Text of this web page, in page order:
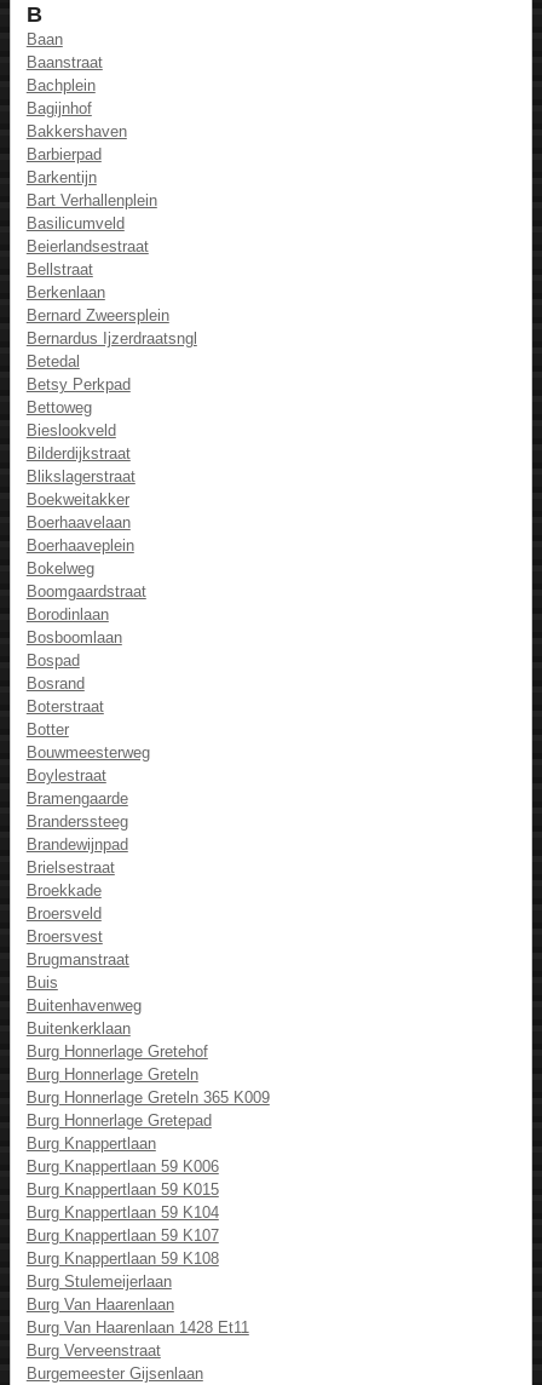
B
Baan
Baanstraat
Bachplein
Bagijnhof
Bakkershaven
Barbierpad
Barkentijn
Bart Verhallenplein
Basilicumveld
Beierlandsestraat
Bellstraat
Berkenlaan
Bernard Zweersplein
Bernardus Ijzerdraatsngl
Betedal
Betsy Perkpad
Bettoweg
Bieslookveld
Bilderdijkstraat
Blikslagerstraat
Boekweitakker
Boerhaavelaan
Boerhaaveplein
Bokelweg
Boomgaardstraat
Borodinlaan
Bosboomlaan
Bospad
Bosrand
Boterstraat
Botter
Bouwmeesterweg
Boylestraat
Bramengaarde
Branderssteeg
Brandewijnpad
Brielsestraat
Broekkade
Broersveld
Broersvest
Brugmanstraat
Buis
Buitenhavenweg
Buitenkerklaan
Burg Honnerlage Gretehof
Burg Honnerlage Greteln
Burg Honnerlage Greteln 365 K009
Burg Honnerlage Gretepad
Burg Knappertlaan
Burg Knappertlaan 59 K006
Burg Knappertlaan 59 K015
Burg Knappertlaan 59 K104
Burg Knappertlaan 59 K107
Burg Knappertlaan 59 K108
Burg Stulemeijerlaan
Burg Van Haarenlaan
Burg Van Haarenlaan 1428 Et11
Burg Verveenstraat
Burgemeester Gijsenlaan